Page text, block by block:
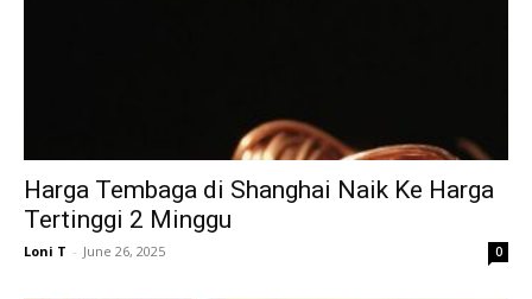
Harga Tembaga di Shanghai Naik Ke Harga
Tertinggi 2 Minggu
Loni T - June 26, 2025 0